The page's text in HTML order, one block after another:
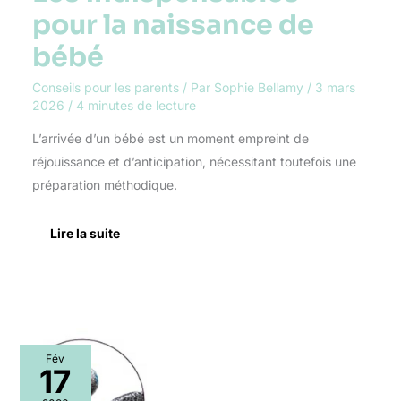
pour la naissance de
bébé
Conseils pour les parents/ Par Sophie Bellamy / 3 mars
2026 / 4 minutes de lecture
L’arrivée d’un bébé est un moment empreint de
réjouissance et d’anticipation, nécessitant toutefois une
préparation méthodique.
Lire la suite
Fév
17
Test
de
l’enclos